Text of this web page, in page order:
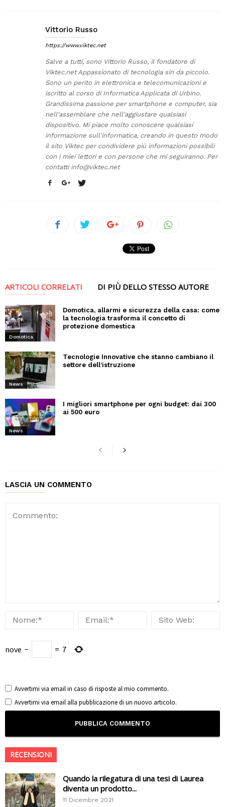
Vittorio Russo
https://www.viktec.net
Salve a tutti, sono Vittorio Russo, il fondatore di
Viktec.net Appassionato di tecnologia sin da piccolo.
Sono un perito in elettronica e telecomunicazioni e
iscritto al corso di Informatica Applicata di Urbino.
Grandissima passione per smartphone e computer, sia
nell'assemblare che nell'aggiustare qualsiasi
dispositivo. Mi piace molto conoscere qualsiasi
informazione sull'informatica, creando in questo modo
il sito Viktec per condividere più informazioni possibili
con i miei lettori e con persone che mi seguiranno. Per
contatti info@viktec.net
ARTICOLI CORRELATI DI PIÙ DELLO STESSO AUTORE
Domotica
Domotica, allarmi e sicurezza della casa: come
la tecnologia trasforma il concetto di
protezione domestica
News
Tecnologie Innovative che stanno cambiano il
settore dell’istruzione
News
I migliori smartphone per ogni budget: dai 300
ai 500 euro
LASCIA UN COMMENTO
nove − = 7
Avvertimi via email in caso di risposte al mio commento.
Avvertimi via email alla pubblicazione di un nuovo articolo.
RECENSIONI
Quando la rilegatura di una tesi di Laurea
diventa un prodotto...
11 Dicembre 2021